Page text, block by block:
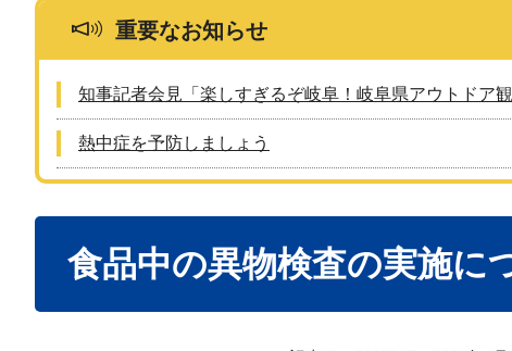
重要なお知らせ
知事記者会見「楽しすぎるぞ岐阜！岐阜県アウトドア
熱中症を予防しましょう
食品中の異物検査の実施に